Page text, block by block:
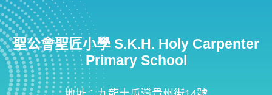
聖公會聖匠小學 S.K.H. Holy Carpenter
Primary School